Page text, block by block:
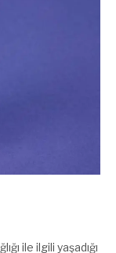
ile ilgili yaşadığı